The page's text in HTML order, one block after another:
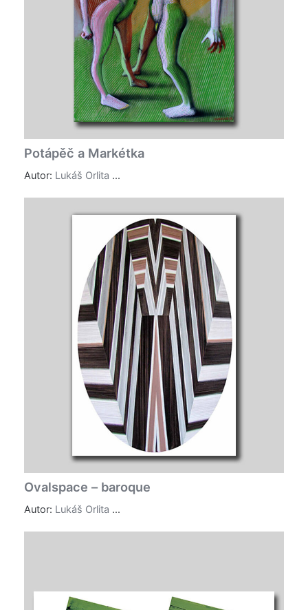
Potápěč a Markétka
Autor: Lukáš Orlita ...
Ovalspace – baroque
Autor: Lukáš Orlita ...